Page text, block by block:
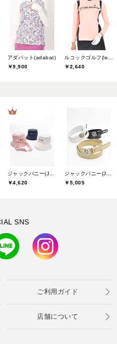
アダバット(adabat)
￥9,900
￥2,640
ジャックバニー(Jack Bunny)
￥4,620
ジャックバニー(Jack Bunny)
￥5,005
SNS
ご利用ガイド
店舗について